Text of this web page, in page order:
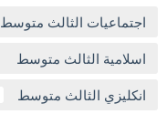
اجتماعيات الثالث متوسط
اسلامية الثالث متوسط
انكليزي الثالث متوسط